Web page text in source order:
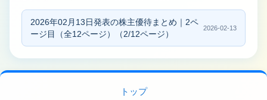
2026年02月13日発表の株主優待まとめ｜2ペ
ージ目（全12ページ）（2/12ページ）
2026-02-13
トップ